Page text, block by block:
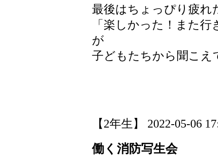
最後はちょっぴり疲れ
「楽しかった！また
が
子どもたちから聞こえ
【2年生】 2022-05-06
働く消防写生会